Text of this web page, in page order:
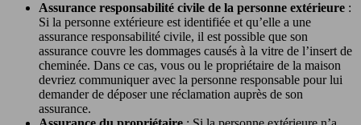
Assurance responsabilité civile de la personne extérieure :
Si la personne extérieure est identifiée et qu’elle a une
assurance responsabilité civile, il est possible que son
assurance couvre les dommages causés à la vitre de l’insert de
cheminée. Dans ce cas, vous ou le propriétaire de la maison
devriez communiquer avec la personne responsable pour lui
demander de déposer une réclamation auprès de son
assurance.